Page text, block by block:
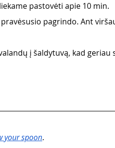
pastovėti apie 10 min.
pagrindo. Ant
į šaldytuvą, kad geriau
your spoon.